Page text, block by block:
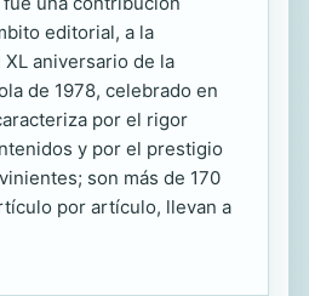
editorial, a la
aniversario de la
de 1978, celebrado en
por el rigor
y por el prestigio
son más de 170
por artículo, llevan a